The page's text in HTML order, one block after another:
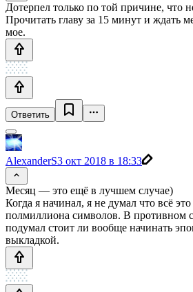
Дотерпел только по той причине, что
Прочитать главу за 15 минут и
мое.
Ответить
AlexanderS3 окт 2018 в 18:33
Месяц — это ещё в лучшем случае)
Когда я начинал, я не думал что всё
полмиллиона символов. В противном
подумал стоит ли вообще начинать
выкладкой.